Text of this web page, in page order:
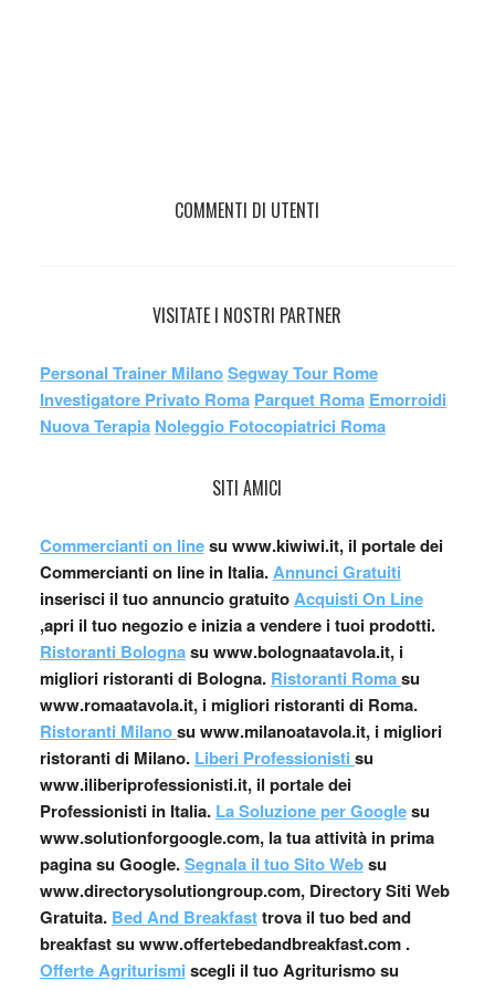
COMMENTI DI UTENTI
VISITATE I NOSTRI PARTNER
Personal Trainer MilanoSegway Tour Rome
Investigatore Privato Roma Parquet Roma Emorroidi
Nuova Terapia Noleggio Fotocopiatrici Roma
SITI AMICI
Commercianti on linesu www.kiwiwi.it, il portale dei
Commercianti on line in Italia.Annunci Gratuiti
inserisci il tuo annuncio gratuitoAcquisti On Line
,apri il tuo negozio e inizia a vendere i tuoi prodotti.
Ristoranti Bolognasu www.bolognaatavola.it, i
migliori ristoranti di Bologna. Ristoranti Romasu
www.romaatavola.it, i migliori ristoranti di Roma.
Ristoranti Milanosu www.milanoatavola.it, i migliori
ristoranti di Milano. Liberi Professionisti su
www.iliberiprofessionisti.it, il portale dei
Professionisti in Italia. La Soluzione per Googlesu
www.solutionforgoogle.com, la tua attività in prima
pagina su Google.Segnala il tuo Sito Websu
www.directorysolutiongroup.com, Directory Siti Web
Gratuita. Bed And Breakfasttrova il tuo bed and
breakfast su www.offertebedandbreakfast.com .
Offerte Agriturismi scegli il tuo Agriturismo su